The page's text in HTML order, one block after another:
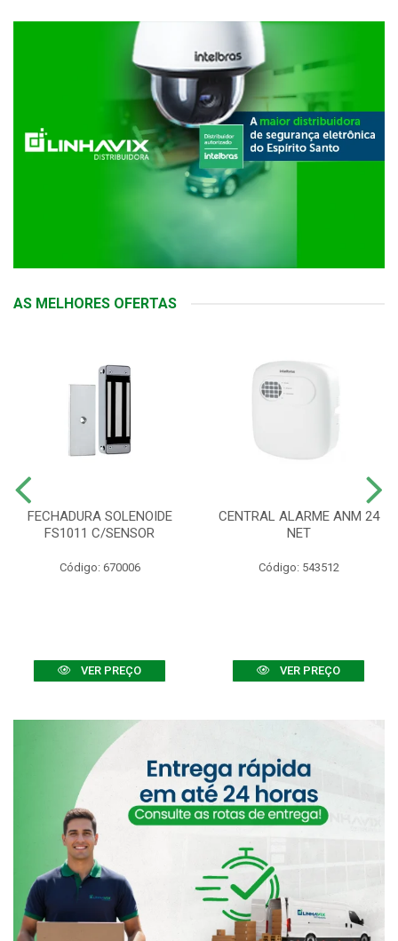
AS MELHORES OFERTAS
FECHADURA SOLENOIDE
FS1011 C/SENSOR
Código: 670006
VER PREÇO
CENTRAL ALARME ANM 24
NET
Código: 543512
VER PREÇO